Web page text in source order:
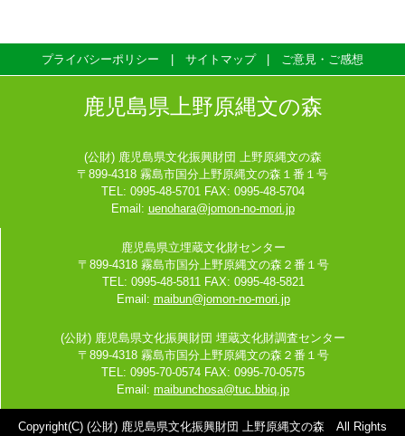
プライバシーポリシー サイトマップ ご意見・ご感想
鹿児島県上野原縄文の森
(公財) 鹿児島県文化振興財団 上野原縄文の森
〒899-4318 霧島市国分上野原縄文の森１番１号
TEL: 0995-48-5701 FAX: 0995-48-5704
Email: uenohara@jomon-no-mori.jp
鹿児島県立埋蔵文化財センター
〒899-4318 霧島市国分上野原縄文の森２番１号
TEL: 0995-48-5811 FAX: 0995-48-5821
Email: maibun@jomon-no-mori.jp
(公財) 鹿児島県文化振興財団 埋蔵文化財調査センター
〒899-4318 霧島市国分上野原縄文の森２番１号
TEL: 0995-70-0574 FAX: 0995-70-0575
Email: maibunchosa@tuc.bbiq.jp
Copyright(C) (公財) 鹿児島県文化振興財団 上野原縄文の森 All Rights